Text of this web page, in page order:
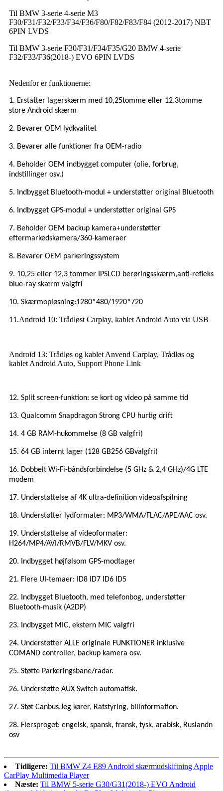
Til BMW 3-serie 4-serie M3
F30/F31/F32/F33/F34/F36/F80/F82/F83/F84 (2012-2017) NBT
6PIN LVDS
Til BMW 3-serie F30/F31/F34/F35/G20 BMW 4-serie
F32/F33/F36(2018-) EVO 6PIN LVDS
Nedenfor er funktionerne:
1. Erstatter lagerskærm med 10,25tomme eller 12.3tomme
store Android skærm
2. Bevarer OEM lydkvalitet
3. Bevarer alle funktioner fra OEM-radio
4. Beholder OEM indbygget computer (olie, forbrug,
indstillinger osv.)
5. Indbygget Bluetooth-modul + understøtter original Bluetooth
6. Indbygget GPS-modul + understøtter original GPS
7. Beholder OEM backup kamera+understøtter
eftermarkedskamera/360-kameraer
8. Bevarer OEM parkeringssystem
9. 10,25 eller 12,3 tommer IPSLCD berøringsskærm,anti-refleks
blue-ray skærm valgfri
10. Skærmopløsning:1280*480/1920*720
11.Android 10: Trådløst Carplay, kablet Android Auto via USB
Android 13: Trådløs og kablet Anvend Carplay, Trådløs og
kablet Android Auto, Support Phone Link
12. Split screen-funktion: se kort og video på samme tid
13. Qualcomm Snapdragon Strong CPU hurtig drift
14. 4 GB RAM-hukommelse (8 GB valgfri)
15. 64 GB internt lager (128 GB256 GBvalgfri)
16. Dobbelt Wi-Fi-båndsforbindelse (5 GHz & 2,4 GHz)/4G LTE
modem
17. Understøttelse af 4K ultra-definition videoafspilning
18. Understøtter lydformater: MP3/WMA/FLAC/APE/AAC osv.
19. Understøttelse af videoformater:
H264/MP4/AVI/RMVB/FLV/MKV osv.
20. Indbygget højfølsom GPS-modtager
21. Flere UI-temaer: ID8 ID7 ID6 ID5
22. Indbygget Bluetooth, med telefonbog, understøtter
Bluetooth-musik (A2DP)
23. Indbygget MIC, ekstern MIC valgfri
24. Understøtter ALLE originale FUNKTIONER inklusive
COMAND controller, backup kamera osv.
25. Støtte Parkeringsbane/radar.
26. Understøtte AUX Switch automatisk.
27. Støt Canbus,Jeg kører, Ratstyring, bilinformation.
28. Flersproget: engelsk, spansk, fransk, tysk, arabisk, Ruslandn
osv
Tidligere: Til BMW Z4 E89 Android skærmudskiftning Apple
CarPlay Multimedia Player
Næste: Til BMW 5-serie G30/G31(2018-) EVO Android